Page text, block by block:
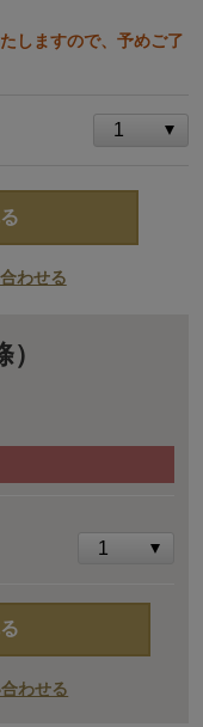
しますので、予めご了
わせる
わせる